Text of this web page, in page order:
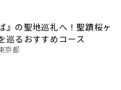
』の聖地巡礼へ！聖蹟桜ヶ
巡るおすすめコース
京都